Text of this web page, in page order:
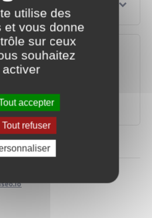
!
location un logement situé
mis en location : quelles
et administrative
utilise des
et vous donne
sur ceux
souhaitez
activer
accepter
Tout refuser